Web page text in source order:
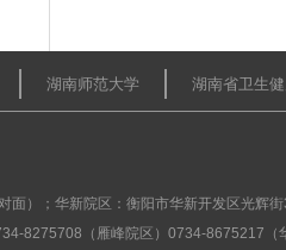
湖南师范大学 湖南省卫生
面）；华新院区：衡阳市华新开发区光辉
8275708（雁峰院区）0734-8675217（